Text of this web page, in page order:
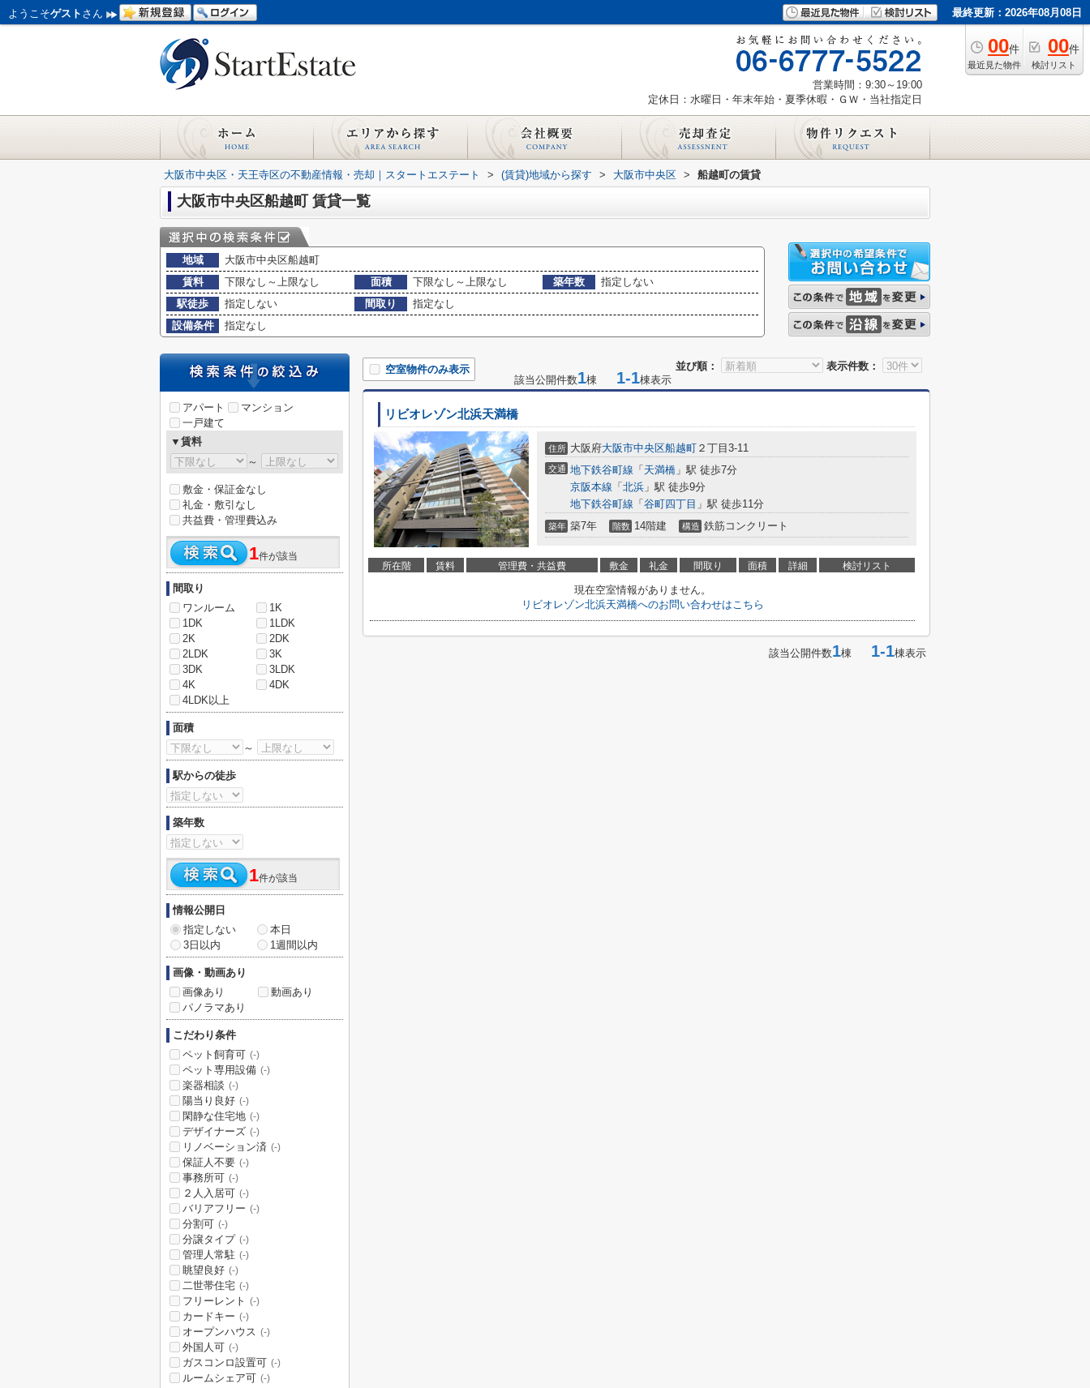
ようこそゲスト さん 最終更新：2026年08月08日
00件
最近見た物件
00件
検討リスト
営業時間：9:30～19:00
定休日：水曜日・年末年始・夏季休暇・ＧＷ・当社指定日
大阪市中央区・天王寺区の不動産情報・売却｜スタートエステート > (賃貸)地域から探す > 大阪市中央区 > 船越町の賃貸
大阪市中央区船越町 賃貸一覧
地域
大阪市中央区船越町
賃料
下限なし～上限なし 面積 下限なし～上限なし 築年数
指定しない
駅徒歩
指定しない 間取り
指定なし
設備条件
指定なし
並び順： 表示件数：
空室物件のみ表示
該当公開件数1棟 1-1棟表示
リビオレゾン北浜天満橋
住所 大阪府大阪市中央区船越町 ２丁目3-11
交通 地下鉄谷町線 「 天満橋 」駅 徒歩7分
京阪本線 「 北浜 」駅 徒歩9分
地下鉄谷町線 「 谷町四丁目 」駅 徒歩11分
築年 築7年 階数 14階建 構造 鉄筋コンクリート
所在階 賃料 管理費・共益費 敷金 礼金 間取り 面積 詳細 検討リスト
現在空室情報がありません。
リビオレゾン北浜天満橋へのお問い合わせはこちら
該当公開件数1棟 1-1棟表示
アパート
マンション
一戸建て
▼賃料
～
敷金・保証金なし
礼金・敷引なし
共益費・管理費込み
1件が該当
間取り
ワンルーム
1K
1DK
1LDK
2K
2DK
2LDK
3K
3DK
3LDK
4K
4DK
4LDK以上
面積
～
駅からの徒歩
築年数
1件が該当
情報公開日
指定しない
本日
3日以内
1週間以内
画像・動画あり
画像あり
動画あり
パノラマあり
こだわり条件
ペット飼育可 (-)
ペット専用設備 (-)
楽器相談 (-)
陽当り良好 (-)
閑静な住宅地 (-)
デザイナーズ (-)
リノベーション済 (-)
保証人不要 (-)
事務所可 (-)
２人入居可 (-)
バリアフリー (-)
分割可 (-)
分譲タイプ (-)
管理人常駐 (-)
眺望良好 (-)
二世帯住宅 (-)
フリーレント (-)
カードキー (-)
オープンハウス (-)
外国人可 (-)
ガスコンロ設置可 (-)
ルームシェア可 (-)